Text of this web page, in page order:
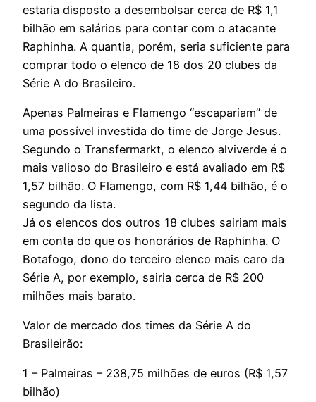
estaria disposto a desembolsar cerca de R$ 1,1
bilhão em salários para contar com o atacante
Raphinha. A quantia, porém, seria suficiente para
comprar todo o elenco de 18 dos 20 clubes da
Série A do Brasileiro.
Apenas Palmeiras e Flamengo “escapariam” de
uma possível investida do time de Jorge Jesus.
Segundo o Transfermarkt, o elenco alviverde é o
mais valioso do Brasileiro e está avaliado em R$
1,57 bilhão. O Flamengo, com R$ 1,44 bilhão, é o
segundo da lista.
Já os elencos dos outros 18 clubes sairiam mais
em conta do que os honorários de Raphinha. O
Botafogo, dono do terceiro elenco mais caro da
Série A, por exemplo, sairia cerca de R$ 200
milhões mais barato.
Valor de mercado dos times da Série A do
Brasileirão:
1 – Palmeiras – 238,75 milhões de euros (R$ 1,57
bilhão)